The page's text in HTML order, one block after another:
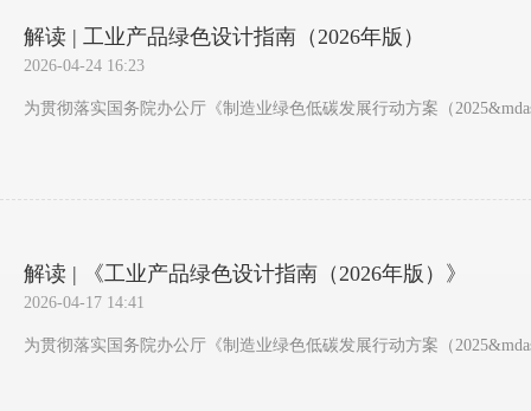
解读 | 工业产品绿色设计指南（2026年版）
2026-04-24 16:23
为贯彻落实国务院办公厅《制造业绿色低碳发展行动方案（
解读 | 《工业产品绿色设计指南（2026年版）》
2026-04-17 14:41
为贯彻落实国务院办公厅《制造业绿色低碳发展行动方案（